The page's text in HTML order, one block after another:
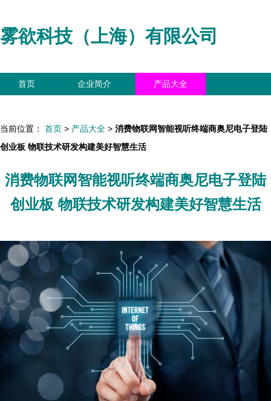
雾欲科技（上海）有限公司
首页 企业简介 产品大全
当前位置： 首页 > 产品大全 > 消费物联网智能视听终端商奥尼电子登陆
创业板 物联技术研发构建美好智慧生活
消费物联网智能视听终端商奥尼电子登陆
创业板 物联技术研发构建美好智慧生活